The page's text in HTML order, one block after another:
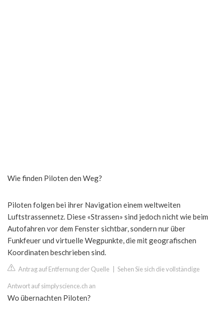
Wie finden Piloten den Weg?
Piloten folgen bei ihrer Navigation einem weltweiten
Luftstrassennetz. Diese «Strassen» sind jedoch nicht wie beim
Autofahren vor dem Fenster sichtbar, sondern nur über
Funkfeuer und virtuelle Wegpunkte, die mit geografischen
Koordinaten beschrieben sind.
Antrag auf Entfernung der Quelle Sehen Sie sich die vollständige
Antwort auf simplyscience.ch an
Wo übernachten Piloten?